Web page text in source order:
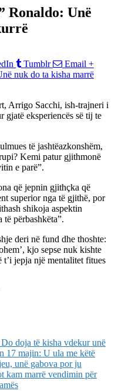
Ronaldo: Unë
Tumblr Email +
Arrigo Sacchi, ish-trajneri i
eksperiencës së tij te
të jashtëazkonshëm,
Kemi patur gjithmonë
e parë”.
që jepnin gjithçka që
superior nga të gjithë, por
shikoja aspektin
përbashkëta”.
deri në fund dhe thoshte:
kjo sepse nuk kishte
jepja një mentalitet fitues
doja të kisha vdekur unë
17 majin: U ula me këtë
unë gabova por ju
kam marrë vendimin për